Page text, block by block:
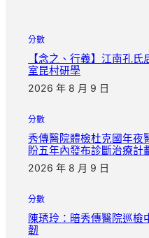
分數
【念之、行義】江南孔
室昆村研學
2026 年 8 月 9 日
分數
秀傳醫院體檢杜克國年夜
盼五年內發布診斷治療計
2026 年 8 月 9 日
分數
陳琇玲：暗秀傳醫院巡檢
韌